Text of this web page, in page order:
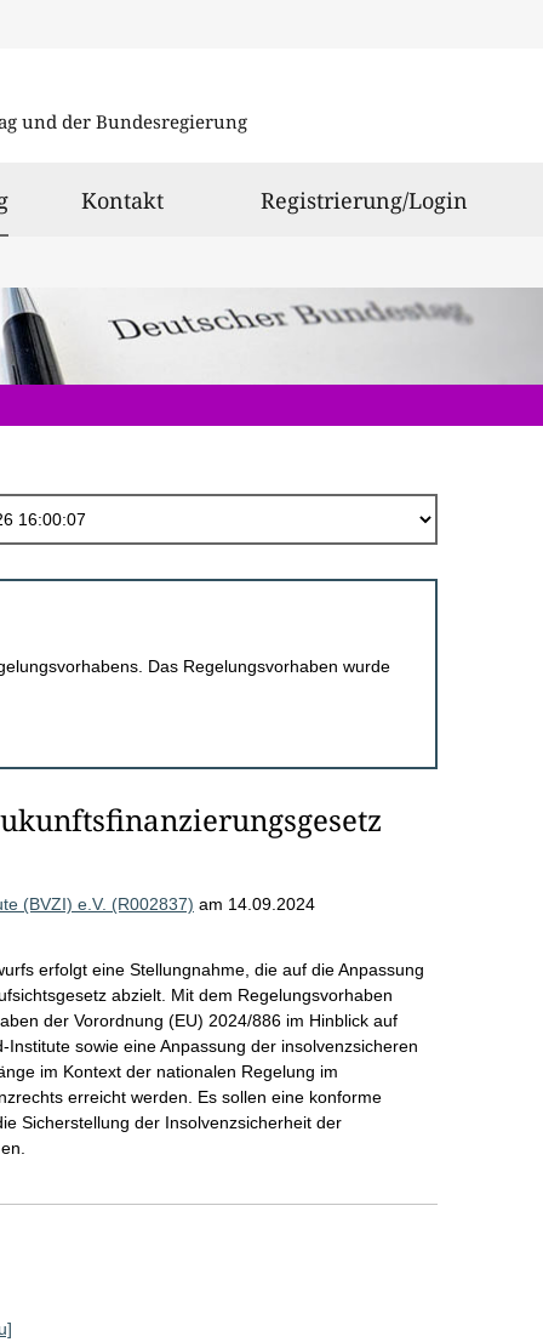
und der Bundesregierung
ausgewählt
Kontakt Registrierung/Login
Das Regelungsvorhaben wurde
(BVZI) e.V. (R002837) am 14.09.2024
erfolgt eine Stellungnahme, die auf die Anpassung
abzielt. Mit dem Regelungsvorhaben
der Vorordnung (EU) 2024/886 im Hinblick auf
sowie eine Anpassung der insolvenzsicheren
im Kontext der nationalen Regelung im
erreicht werden. Es sollen eine konforme
Sicherstellung der Insolvenzsicherheit der